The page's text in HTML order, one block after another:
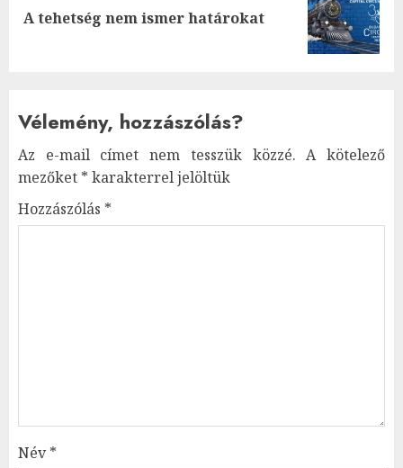
Next
A tehetség nem ismer határokat
Vélemény, hozzászólás?
Az e-mail címet nem tesszük közzé. A kötelező
mezőket * karakterrel jelöltük
Hozzászólás *
Név*